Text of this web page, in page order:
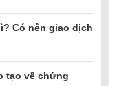
Có nên giao dịch
tạo về chứng